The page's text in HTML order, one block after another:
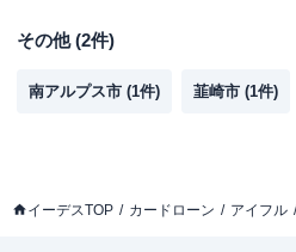
その他(2件)
南アルプス市 (1件) 韮崎市 (1件)
イーデスTOP カードローン アイフル